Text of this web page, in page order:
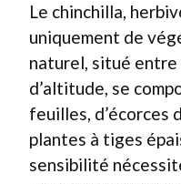
Le chinchilla,
uniquement de
naturel, situé
d’altitude, se
feuilles, d’écorces
plantes à tiges
sensibilité